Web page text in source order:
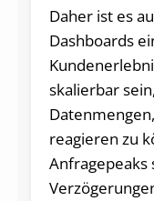
Daher ist es
Dashboards
skalierbar
reagieren zu
Anfragepeaks